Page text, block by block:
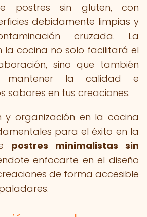
postres sin gluten, con
debidamente limpias y
cruzada. La
la cocina no solo facilitará el
sino que también
mantener la calidad e
sabores en tus creaciones.
y organización en la cocina
para el éxito en la
postres minimalistas sin
enfocarte en el diseño
de forma accesible